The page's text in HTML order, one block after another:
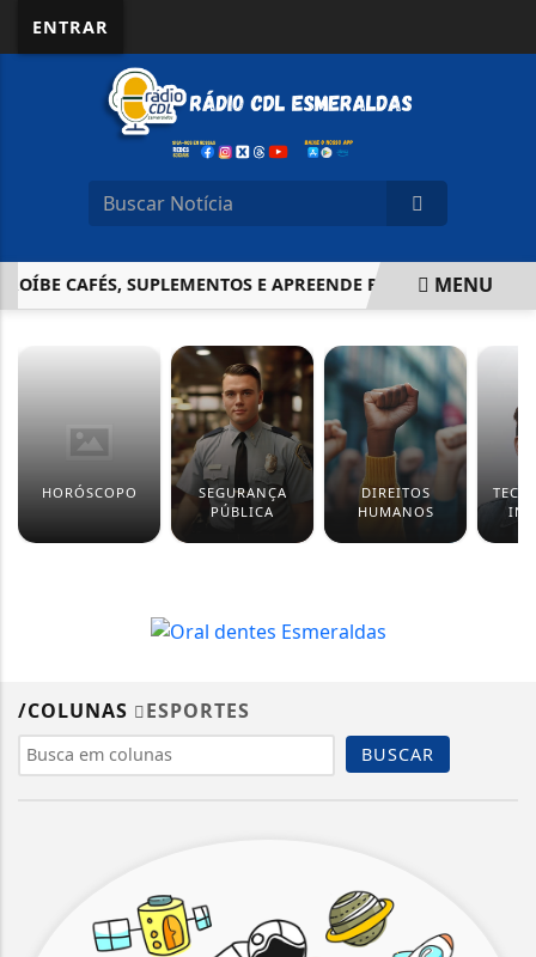
ENTRAR
CAFÉS, SUPLEMENTOS E APREENDE PRODUTOSMENU
HORÓSCOPO
SEGURANÇA
PÚBLICA
DIREITOS
HUMANOS
/COLUNAS ESPORTES
BUSCAR